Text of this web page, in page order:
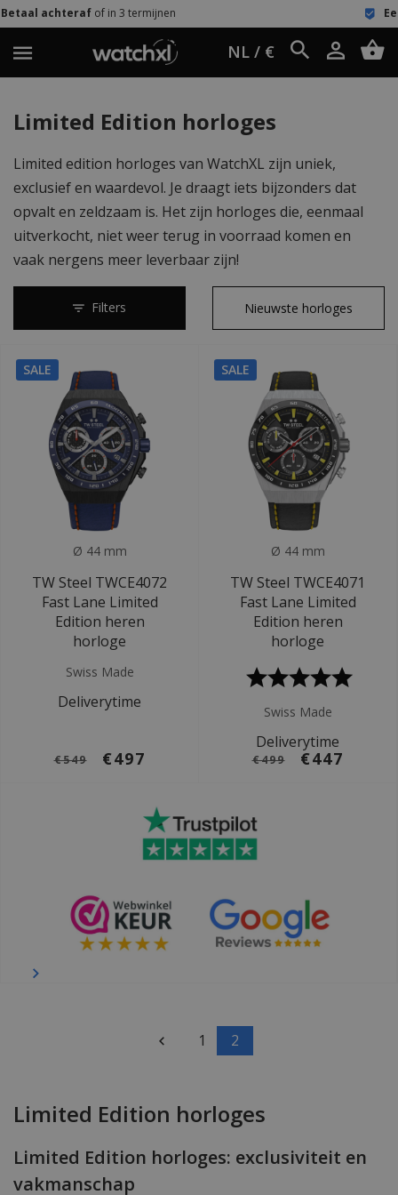
achterafof in 3 termijnen
NL / €
Limited Edition horloges
Limited edition horloges van WatchXL zijn uniek,
exclusief en waardevol. Je draagt iets bijzonders dat
opvalt en zeldzaam is. Het zijn horloges die, eenmaal
uitverkocht, niet weer terug in voorraad komen en
vaak nergens meer leverbaar zijn!
Filters
SALE
Ø 44 mm
TW Steel TWCE4072
Fast Lane Limited
Edition heren
horloge
Swiss Made
Deliverytime
€549 €497
SALE
Ø 44 mm
TW Steel TWCE4071
Fast Lane Limited
Edition heren
horloge
Swiss Made
Deliverytime
€499 €447
1 2
Limited Edition horloges
Limited Edition horloges: exclusiviteit en
vakmanschap